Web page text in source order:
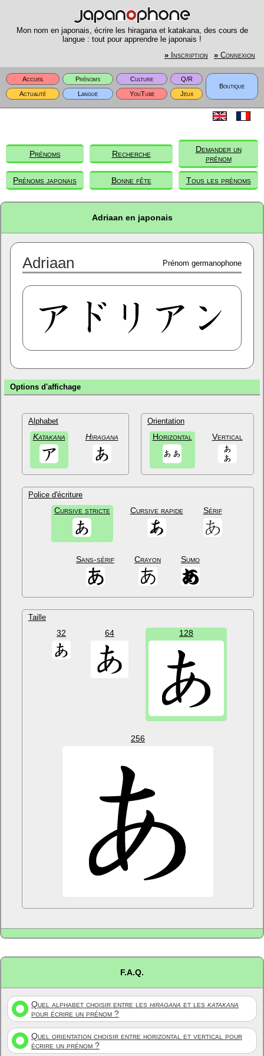
Mon nom en japonais, écrire les hiragana et katakana, des cours de
langue : tout pour apprendre le japonais !
» Inscription » Connexion
Accueil Prénoms Culture
Q/R
Boutique
Actualité
Langue YouTube Jeux
Prénoms Recherche
Demander un
prénom
Prénoms japonais Bonne fête Tous les prénoms
Adriaan en japonais
Adriaan Prénom germanophone
Options d'affichage
Alphabet
Katakana Hiragana
Orientation
Horizontal Vertical
Police d'écriture
Cursive stricte Cursive rapide Sérif
Sans-sérif Crayon Sumo
Taille
32 64 128
256
F.A.Q.
Quel alphabet choisir entre les hiragana et les katakana
pour écrire un prénom ?
Quel orientation choisir entre horizontal et vertical pour
écrire un prénom ?